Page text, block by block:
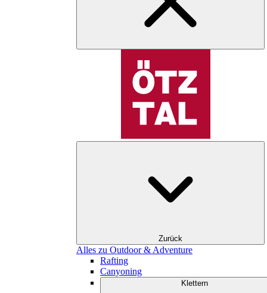
Zurück
Alles zu Outdoor & Adventure
Rafting
Canyoning
Klettern